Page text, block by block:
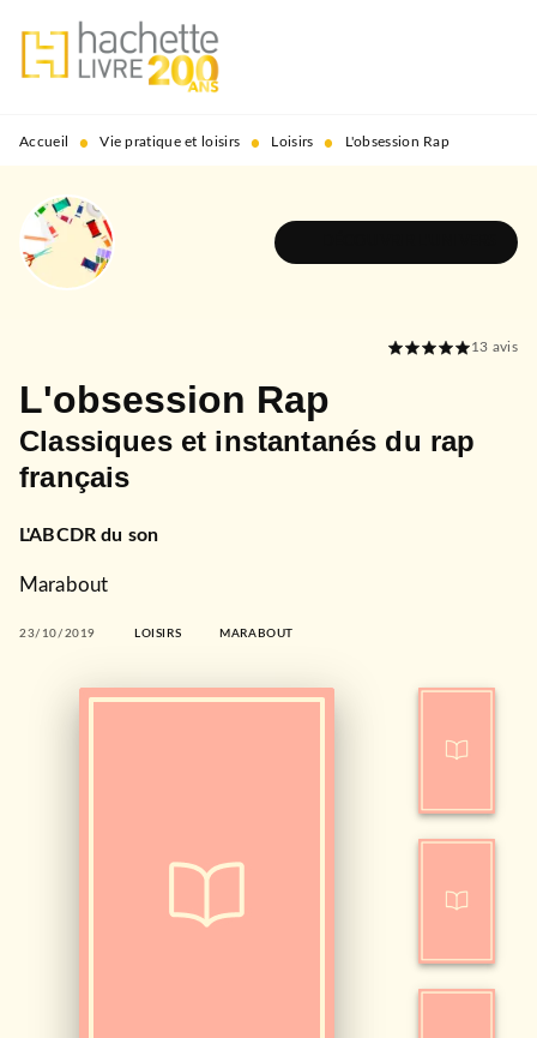
MENU RECHERCHE
PIED DE PAGE
Accueil • Vie pratique et loisirs • Loisirs • L'obsession Rap
13 avis
L'obsession Rap
Classiques et instantanés du rap
français
L'ABCDR du son
Marabout
23/10/2019 LOISIRS MARABOUT